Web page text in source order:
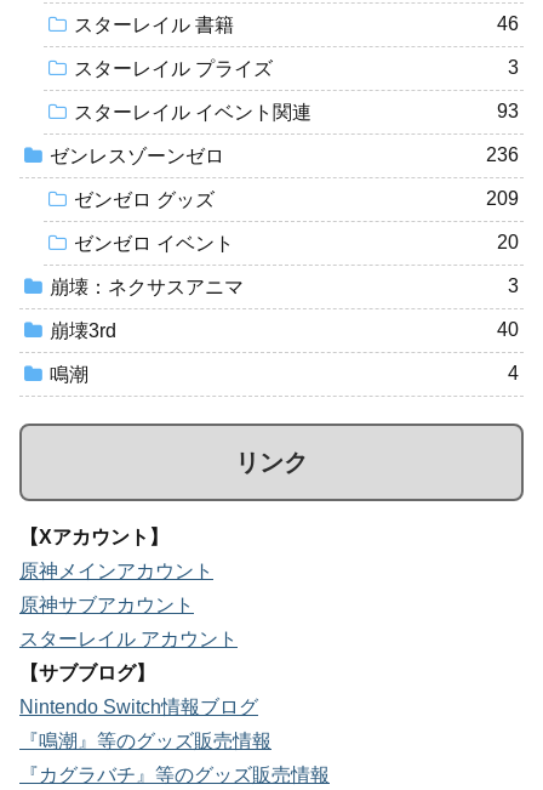
スターレイル 書籍 46
スターレイル プライズ 3
スターレイル イベント関連 93
ゼンレスゾーンゼロ 236
ゼンゼロ グッズ 209
ゼンゼロ イベント 20
崩壊：ネクサスアニマ 3
崩壊3rd 40
鳴潮 4
リンク
【Xアカウント】
原神メインアカウント
原神サブアカウント
スターレイル アカウント
【サブブログ】
Nintendo Switch情報ブログ
『鳴潮』等のグッズ販売情報
『カグラバチ』等のグッズ販売情報